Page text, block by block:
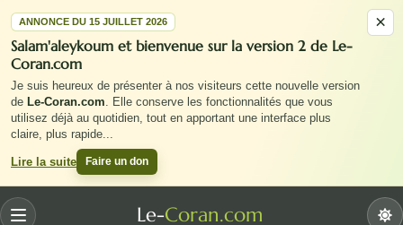
×
ANNONCE DU 15 JUILLET 2026
Salam'aleykoum et bienvenue sur la version 2 de Le-
Coran.com
Je suis heureux de présenter à nos visiteurs cette nouvelle version
de Le-Coran.com. Elle conserve les fonctionnalités que vous
utilisez déjà au quotidien, tout en apportant une interface plus
claire, plus rapide...
Lire la suite Faire un don
Le-Coran.com
Menu